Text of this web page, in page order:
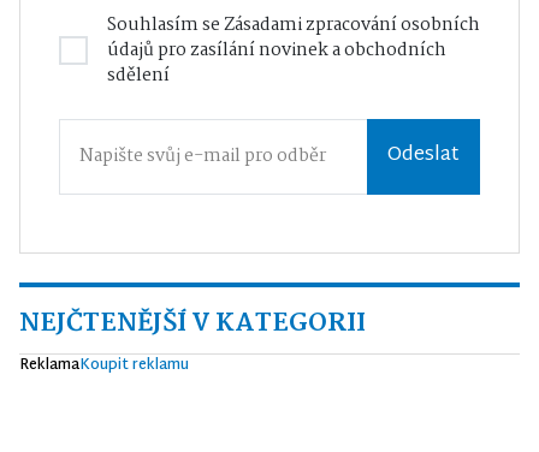
Souhlasím seZásadami zpracování osobních
údajůpro zasílání novinek a obchodních
sdělení
Odeslat
NEJČTENĚJŠÍ V KATEGORII
ReklamaKoupit reklamu